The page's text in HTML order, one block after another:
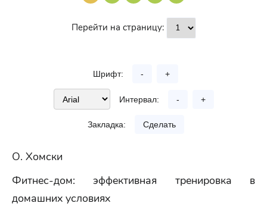
Перейти на страницу:
Шрифт: - +
Интервал: - +
Закладка: Сделать
О. Хомски
Фитнес-дом: эффективная тренировка в
домашних условиях